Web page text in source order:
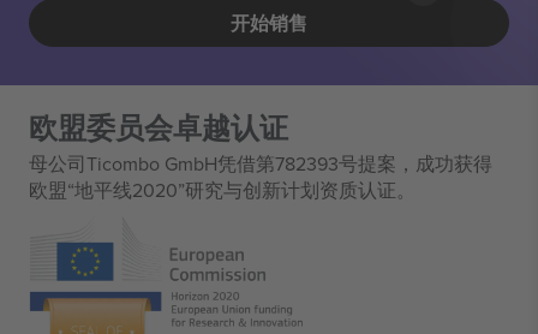
开始销售
欧盟委员会卓越认证
母公司Ticombo GmbH凭借第782393号提案，成功获得
欧盟“地平线2020”研究与创新计划资质认证。